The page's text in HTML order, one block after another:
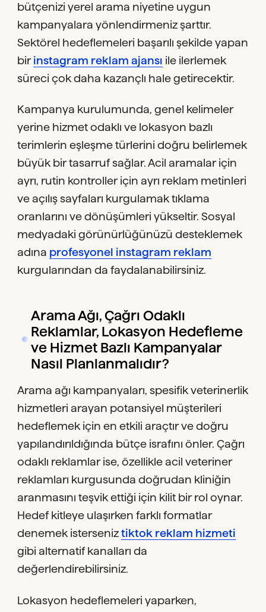
bütçenizi yerel arama niyetine uygun
kampanyalara yönlendirmeniz şarttır.
Sektörel hedeflemeleri başarılı şekilde yapan
bir instagram reklam ajansı ile ilerlemek
süreci çok daha kazançlı hale getirecektir.
Kampanya kurulumunda, genel kelimeler
yerine hizmet odaklı ve lokasyon bazlı
terimlerin eşleşme türlerini doğru belirlemek
büyük bir tasarruf sağlar. Acil aramalar için
ayrı, rutin kontroller için ayrı reklam metinleri
ve açılış sayfaları kurgulamak tıklama
oranlarını ve dönüşümleri yükseltir. Sosyal
medyadaki görünürlüğünüzü desteklemek
adına profesyonel instagram reklam
kurgularından da faydalanabilirsiniz.
Arama Ağı, Çağrı Odaklı
Reklamlar, Lokasyon Hedefleme
ve Hizmet Bazlı Kampanyalar
Nasıl Planlanmalıdır?
Arama ağı kampanyaları, spesifik veterinerlik
hizmetleri arayan potansiyel müşterileri
hedeflemek için en etkili araçtır ve doğru
yapılandırıldığında bütçe israfını önler. Çağrı
odaklı reklamlar ise, özellikle acil veteriner
reklamları kurgusunda doğrudan kliniğin
aranmasını teşvik ettiği için kilit bir rol oynar.
Hedef kitleye ulaşırken farklı formatlar
denemek isterseniztiktok reklam hizmeti
gibi alternatif kanalları da
değerlendirebilirsiniz.
Lokasyon hedeflemeleri yaparken,